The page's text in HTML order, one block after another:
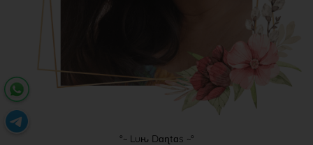
°~ Luԋ Dɑɳtɑs ~°